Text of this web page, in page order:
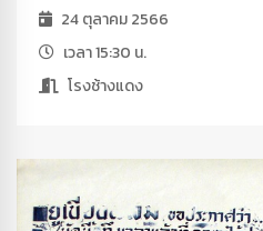
24 ตุลาคม 2566
เวลา 15:30 น.
โรงช้างแดง